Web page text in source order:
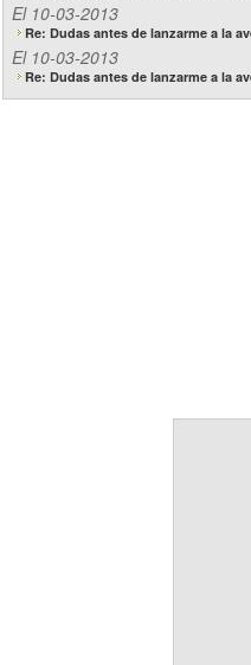
El 10-03-2013
Re: Dudas antes de lanzarme a la
El 10-03-2013
Re: Dudas antes de lanzarme a la